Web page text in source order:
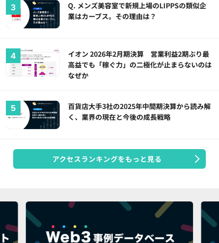
Q. メンズ美容室で新規上場のLIPPSの類似企
業はカーブス。その理由は？
イオン 2026年2月期決算 営業利益2期ぶり最
高益でも「稼ぐ力」の二極化が止まらないのは
なぜか
百貨店大手3社の2025年中間期決算から読み解
く、業界の現在と今後の成長戦略
アクセスランキングをもっと見る